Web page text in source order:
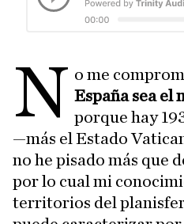
N o me
España sea el
porque hay
—más el Estado
no he pisado más que
por lo cual mi
territorios del